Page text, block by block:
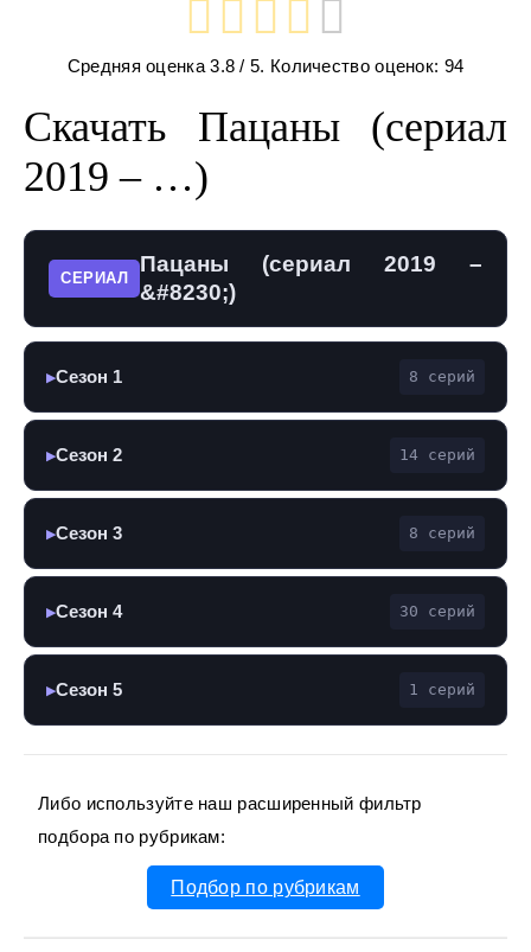
Средняя оценка3.8 / 5. Количество оценок: 94
Скачать Пацаны (сериал
2019 – …)
СЕРИАЛ
Пацаны (сериал 2019 –
&#8230;)
▶Сезон 1 8 серий
▶Сезон 2 14 серий
▶Сезон 3 8 серий
▶Сезон 4 30 серий
▶Сезон 5 1 серий
Либо используйте наш расширенный фильтр
подбора по рубрикам:
Подбор по рубрикам